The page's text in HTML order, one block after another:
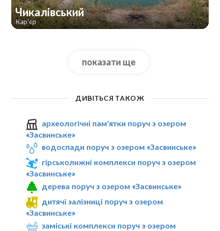
Чикалівський
Кар'єр
показати ще
ДИВІТЬСЯ ТАКОЖ
археологічні пам'ятки поруч з озером
«Засвинське»
водоспади поруч з озером «Засвинське»
гірськолижні комплекси поруч з озером
«Засвинське»
дерева поруч з озером «Засвинське»
дитячі залізниці поруч з озером
«Засвинське»
заміські комплекси поруч з озером